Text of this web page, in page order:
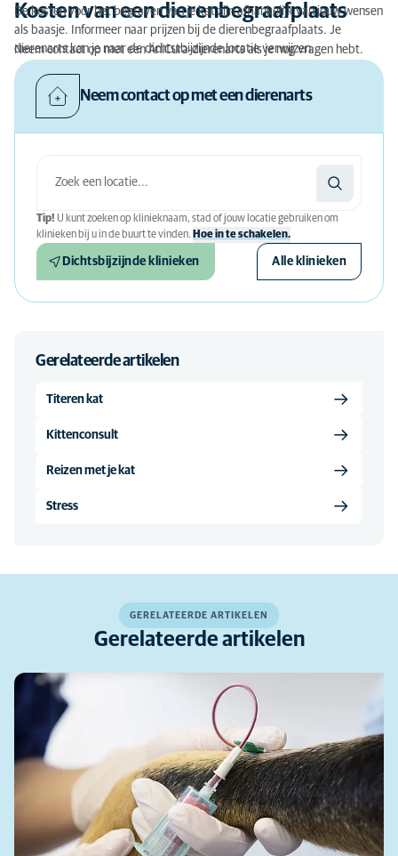
Kosten van een dierenbegraafplaats
De kosten voor het begraven van je kat zijn afhankelijk van jouw wensen
als baasje. Informeer naar prijzen bij de dierenbegraafplaats. Je
dierenarts kan je naar de dichtstbijzijnde locatie verwijzen.
Neem contact op met een AniCura-dierenarts als je nog vragen hebt.
Neem contact op met een dierenarts
Tip! U kunt zoeken op klinieknaam, stad of jouw locatie gebruiken om
klinieken bij u in de buurt te vinden. Hoe in te schakelen.
Dichtsbijzijnde klinieken Alle klinieken
Gerelateerde artikelen
Titeren kat
Kittenconsult
Reizen met je kat
Stress
GERELATEERDE ARTIKELEN
Gerelateerde artikelen